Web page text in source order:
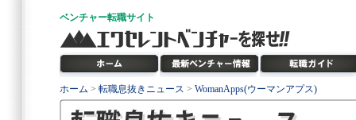
ベンチャー転職サイト
ホーム > 転職息抜きニュース > WomanApps(ウーマンアプス)